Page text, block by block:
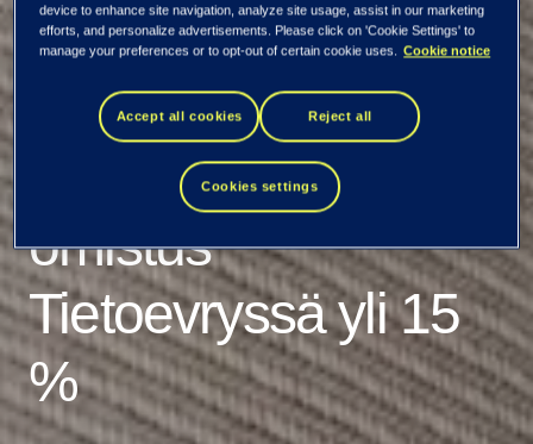
Silchester
International
Investors LLP:n
omistus
Tietoevryssä yli 15
%
device to enhance site navigation, analyze site usage, assist in our marketing
efforts, and personalize advertisements. Please click on 'Cookie Settings' to
manage your preferences or to opt-out of certain cookie uses.
Cookie notice
Accept all cookies Reject all
Cookies settings